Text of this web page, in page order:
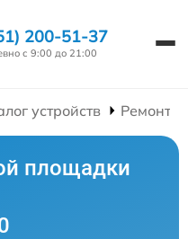
200-51-37
с 9:00 до 21:00
устройств Ремонт
площадки